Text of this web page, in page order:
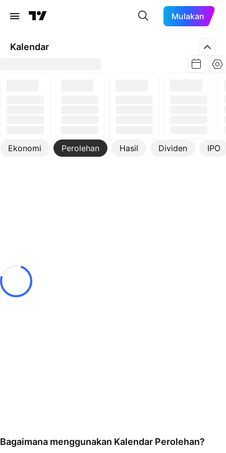
Mulakan
Kalendar
Ekonomi Perolehan Hasil Dividen IPO
Lebih
Bagaimana menggunakan Kalendar Perolehan?